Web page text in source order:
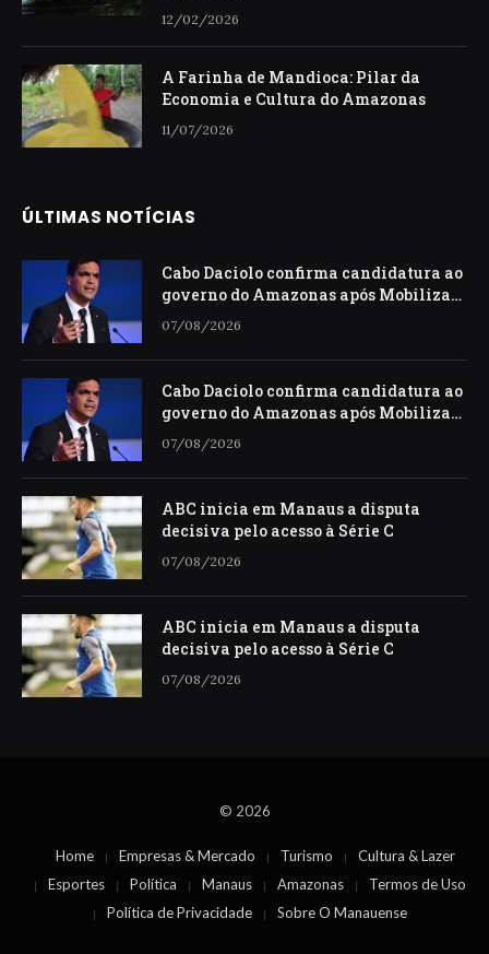
12/02/2026
A Farinha de Mandioca: Pilar da
Economia e Cultura do Amazonas
11/07/2026
ÚLTIMAS NOTÍCIAS
Cabo Daciolo confirma candidatura ao
governo do Amazonas após Mobiliza
descartar Presidência
07/08/2026
Cabo Daciolo confirma candidatura ao
governo do Amazonas após Mobiliza
descartar Presidência
07/08/2026
ABC inicia em Manaus a disputa
decisiva pelo acesso à Série C
07/08/2026
ABC inicia em Manaus a disputa
decisiva pelo acesso à Série C
07/08/2026
© 2026
Home Empresas & Mercado Turismo
Cultura & Lazer
Esportes
Política Manaus Amazonas
Termos de Uso
Política de Privacidade
Sobre O Manauense